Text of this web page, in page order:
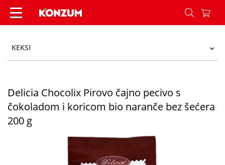
Delicia Chocolix Pirovo čajno pecivo s
KEKSI
Delicia Chocolix Pirovo čajno pecivo s
čokoladom i koricom bio naranče bez šećera
200 g